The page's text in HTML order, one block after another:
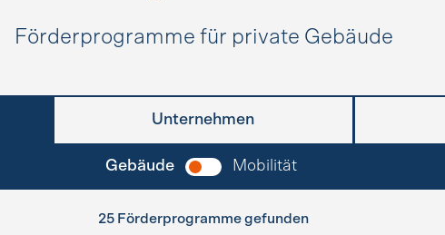
Förderprogramme für private Gebäude
Unternehmen
Gebäude Mobilität
25 Förderprogramme gefunden